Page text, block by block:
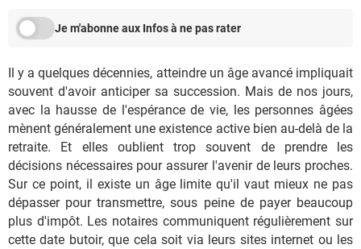
Je m'abonne aux Infos à ne pas rater
Il y a quelques décennies, atteindre un âge avancé impliquait
souvent d'avoir anticiper sa succession. Mais de nos jours,
avec la hausse de l'espérance de vie, les personnes âgées
mènent généralement une existence active bien au-delà de la
retraite. Et elles oublient trop souvent de prendre les
décisions nécessaires pour assurer l'avenir de leurs proches.
Sur ce point, il existe un âge limite qu'il vaut mieux ne pas
dépasser pour transmettre, sous peine de payer beaucoup
plus d'impôt. Les notaires communiquent régulièrement sur
cette date butoir, que cela soit via leurs sites internet ou les